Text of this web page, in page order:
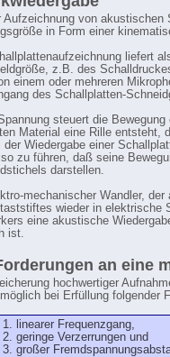
Aufzeichnung von
in Form einer
liefert
z.B. des
einem oder mehreren
des Schallplatten-
steuert die
Material eine Rille entsteht,
der Wiedergabe einer
so zu führen, daß seine
darstellen.
mechanischer Wandler,
wieder in elektrische
eine akustische
ist.
an eine
hochwertiger
bei Erfüllung folgender
1. linearer Frequenzgang,
2. geringe Verzerrungen und
3. großer